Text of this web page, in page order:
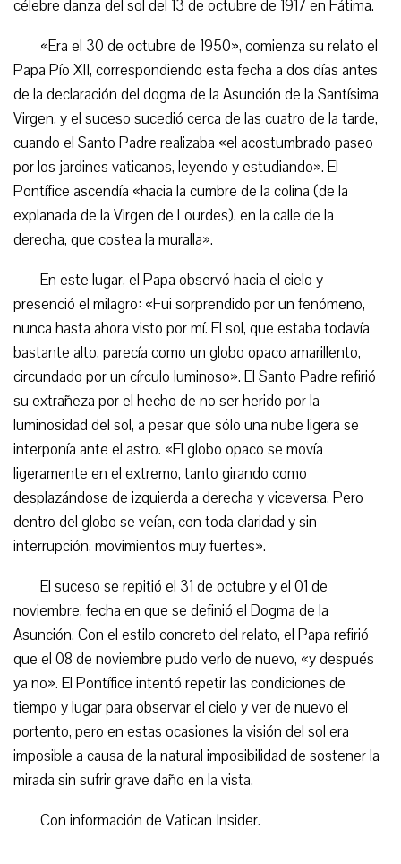
célebre danza del sol del 13 de octubre de 1917 en Fátima.
«Era el 30 de octubre de 1950», comienza su relato el
Papa Pío XII, correspondiendo esta fecha a dos días antes
de la declaración del dogma de la Asunción de la Santísima
Virgen, y el suceso sucedió cerca de las cuatro de la tarde,
cuando el Santo Padre realizaba «el acostumbrado paseo
por los jardines vaticanos, leyendo y estudiando». El
Pontífice ascendía «hacia la cumbre de la colina (de la
explanada de la Virgen de Lourdes), en la calle de la
derecha, que costea la muralla».
En este lugar, el Papa observó hacia el cielo y
presenció el milagro: «Fui sorprendido por un fenómeno,
nunca hasta ahora visto por mí. El sol, que estaba todavía
bastante alto, parecía como un globo opaco amarillento,
circundado por un círculo luminoso». El Santo Padre refirió
su extrañeza por el hecho de no ser herido por la
luminosidad del sol, a pesar que sólo una nube ligera se
interponía ante el astro. «El globo opaco se movía
ligeramente en el extremo, tanto girando como
desplazándose de izquierda a derecha y viceversa. Pero
dentro del globo se veían, con toda claridad y sin
interrupción, movimientos muy fuertes».
El suceso se repitió el 31 de octubre y el 01 de
noviembre, fecha en que se definió el Dogma de la
Asunción. Con el estilo concreto del relato, el Papa refirió
que el 08 de noviembre pudo verlo de nuevo, «y después
ya no». El Pontífice intentó repetir las condiciones de
tiempo y lugar para observar el cielo y ver de nuevo el
portento, pero en estas ocasiones la visión del sol era
imposible a causa de la natural imposibilidad de sostener la
mirada sin sufrir grave daño en la vista.
Con información de Vatican Insider.